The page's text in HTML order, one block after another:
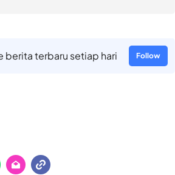
terbaru setiap hari Follow